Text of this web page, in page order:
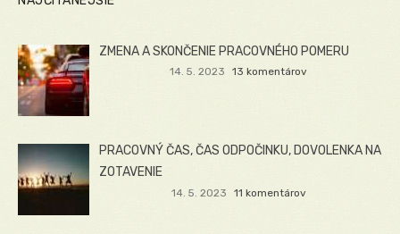
ZMENA A SKONČENIE PRACOVNÉHO POMERU
14. 5. 2023 13 komentárov
PRACOVNÝ ČAS, ČAS ODPOČINKU, DOVOLENKA NA
ZOTAVENIE
14. 5. 2023 11 komentárov